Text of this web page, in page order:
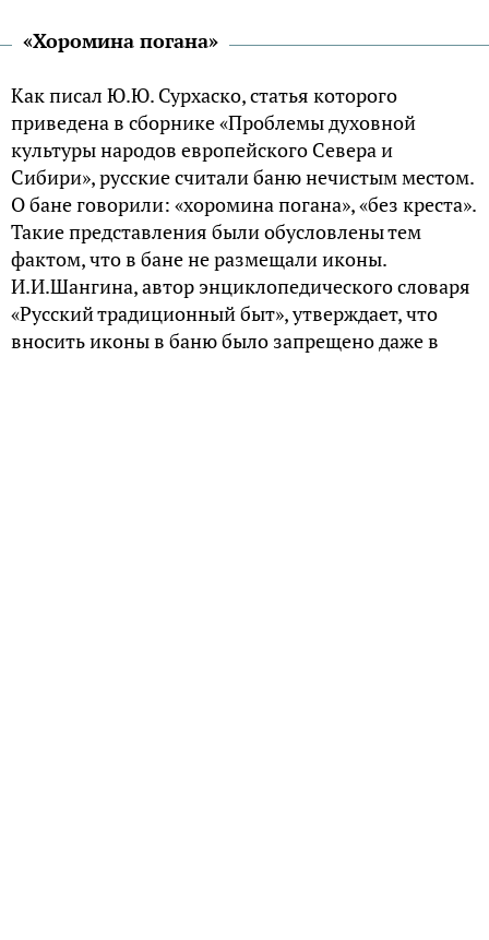
«Хоромина погана»
Как писал Ю.Ю. Сурхаско, статья которого
приведена в сборнике «Проблемы духовной
культуры народов европейского Севера и
Сибири», русские считали баню нечистым местом.
О бане говорили: «хоромина погана», «без креста».
Такие представления были обусловлены тем
фактом, что в бане не размещали иконы.
И.И.Шангина, автор энциклопедического словаря
«Русский традиционный быт», утверждает, что
вносить иконы в баню было запрещено даже в